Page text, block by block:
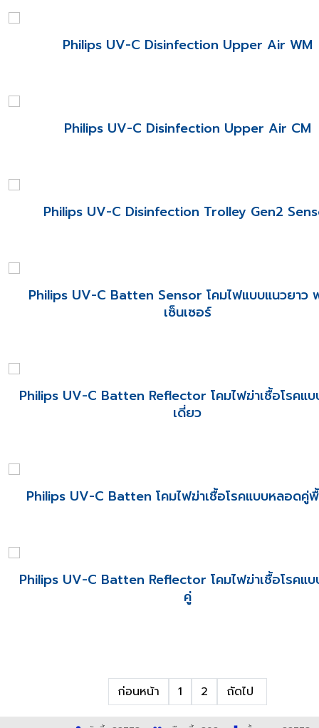
Philips UV-C Disinfection Upper Air WM
Philips UV-C Disinfection Upper Air CM
Philips UV-C Disinfection Trolley Gen2
Philips UV-C Batten Sensor โคมไฟแบบแนวยาว
เซ็นเซอร์
Philips UV-C Batten Reflector โคมไฟฆ่าเชื้อโรคแ
เดี่ยว
Philips UV-C Batten โคมไฟฆ่าเชื้อโรคแบบหลอดคู่
Philips UV-C Batten Reflector โคมไฟฆ่าเชื้อโรคแ
คู่
ก่อนหน้า 1 2 ถัดไป